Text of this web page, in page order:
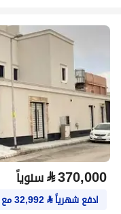
⃁370,000 سنوياً
ادفع شهرياً⃁
32,992مع